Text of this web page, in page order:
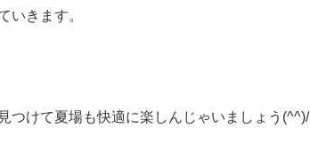
いきます。
つけて夏場も快適に楽しんじゃいましょう(^^)/